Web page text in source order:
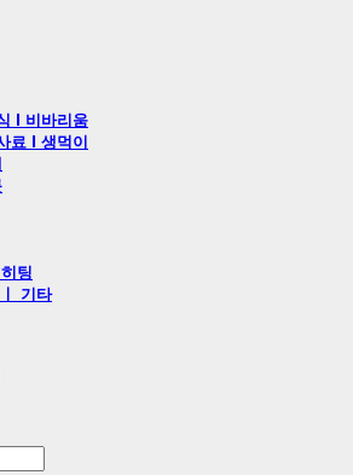
l 비바리움
료 l 생먹이
팅
기타